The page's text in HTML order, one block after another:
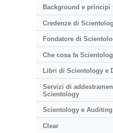
Background e principi
Credenze di
Fondatore di
Che cosa fa
Libri di Scientology e
Servizi di
Scientology
Scientology e
Clear